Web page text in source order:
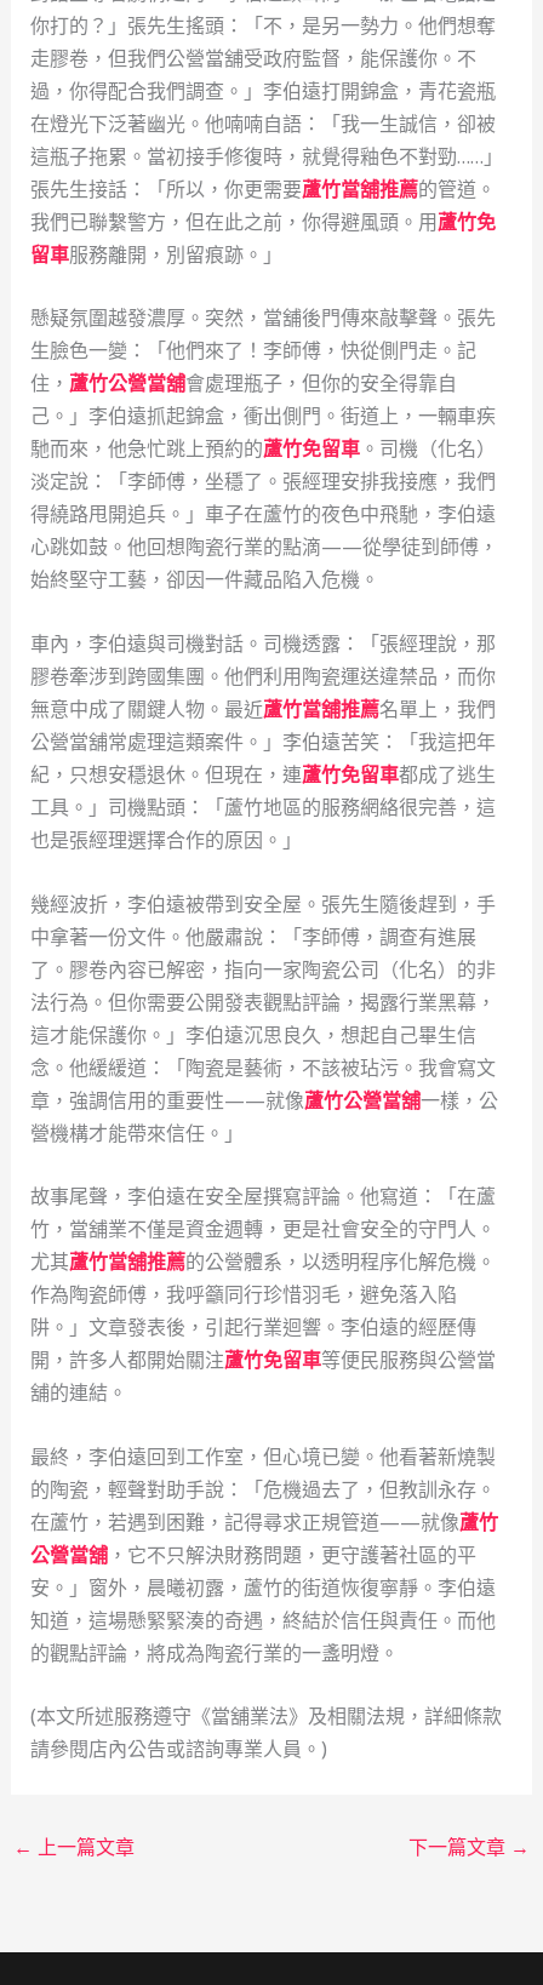
你打的？」張先生搖頭：「不，是另一勢力。他們想奪
走膠卷，但我們公營當舖受政府監督，能保護你。不
過，你得配合我們調查。」李伯遠打開錦盒，青花瓷瓶
在燈光下泛著幽光。他喃喃自語：「我一生誠信，卻被
這瓶子拖累。當初接手修復時，就覺得釉色不對勁……」
張先生接話：「所以，你更需要蘆竹當舖推薦的管道。
我們已聯繫警方，但在此之前，你得避風頭。用蘆竹免
留車服務離開，別留痕跡。」
懸疑氛圍越發濃厚。突然，當舖後門傳來敲擊聲。張先
生臉色一變：「他們來了！李師傅，快從側門走。記
住， 蘆竹公營當舖會處理瓶子，但你的安全得靠自
己。」李伯遠抓起錦盒，衝出側門。街道上，一輛車疾
馳而來，他急忙跳上預約的蘆竹免留車。司機（化名）
淡定說：「李師傅，坐穩了。張經理安排我接應，我們
得繞路甩開追兵。」車子在蘆竹的夜色中飛馳，李伯遠
心跳如鼓。他回想陶瓷行業的點滴——從學徒到師傅，
始終堅守工藝，卻因一件藏品陷入危機。
車內，李伯遠與司機對話。司機透露：「張經理說，那
膠卷牽涉到跨國集團。他們利用陶瓷運送違禁品，而你
無意中成了關鍵人物。最近蘆竹當舖推薦名單上，我們
公營當舖常處理這類案件。」李伯遠苦笑：「我這把年
紀，只想安穩退休。但現在，連蘆竹免留車都成了逃生
工具。」司機點頭：「蘆竹地區的服務網絡很完善，這
也是張經理選擇合作的原因。」
幾經波折，李伯遠被帶到安全屋。張先生隨後趕到，手
中拿著一份文件。他嚴肅說：「李師傅，調查有進展
了。膠卷內容已解密，指向一家陶瓷公司（化名）的非
法行為。但你需要公開發表觀點評論，揭露行業黑幕，
這才能保護你。」李伯遠沉思良久，想起自己畢生信
念。他緩緩道：「陶瓷是藝術，不該被玷污。我會寫文
章，強調信用的重要性——就像蘆竹公營當舖一樣，公
營機構才能帶來信任。」
故事尾聲，李伯遠在安全屋撰寫評論。他寫道：「在蘆
竹，當舖業不僅是資金週轉，更是社會安全的守門人。
尤其蘆竹當舖推薦的公營體系，以透明程序化解危機。
作為陶瓷師傅，我呼籲同行珍惜羽毛，避免落入陷
阱。」文章發表後，引起行業迴響。李伯遠的經歷傳
開，許多人都開始關注蘆竹免留車等便民服務與公營當
舖的連結。
最終，李伯遠回到工作室，但心境已變。他看著新燒製
的陶瓷，輕聲對助手說：「危機過去了，但教訓永存。
在蘆竹，若遇到困難，記得尋求正規管道——就像蘆竹
公營當舖，它不只解決財務問題，更守護著社區的平
安。」窗外，晨曦初露，蘆竹的街道恢復寧靜。李伯遠
知道，這場懸緊緊湊的奇遇，終結於信任與責任。而他
的觀點評論，將成為陶瓷行業的一盞明燈。
(本文所述服務遵守《當舖業法》及相關法規，詳細條款
請參閱店內公告或諮詢專業人員。)
← 上一篇文章 下一篇文章 →